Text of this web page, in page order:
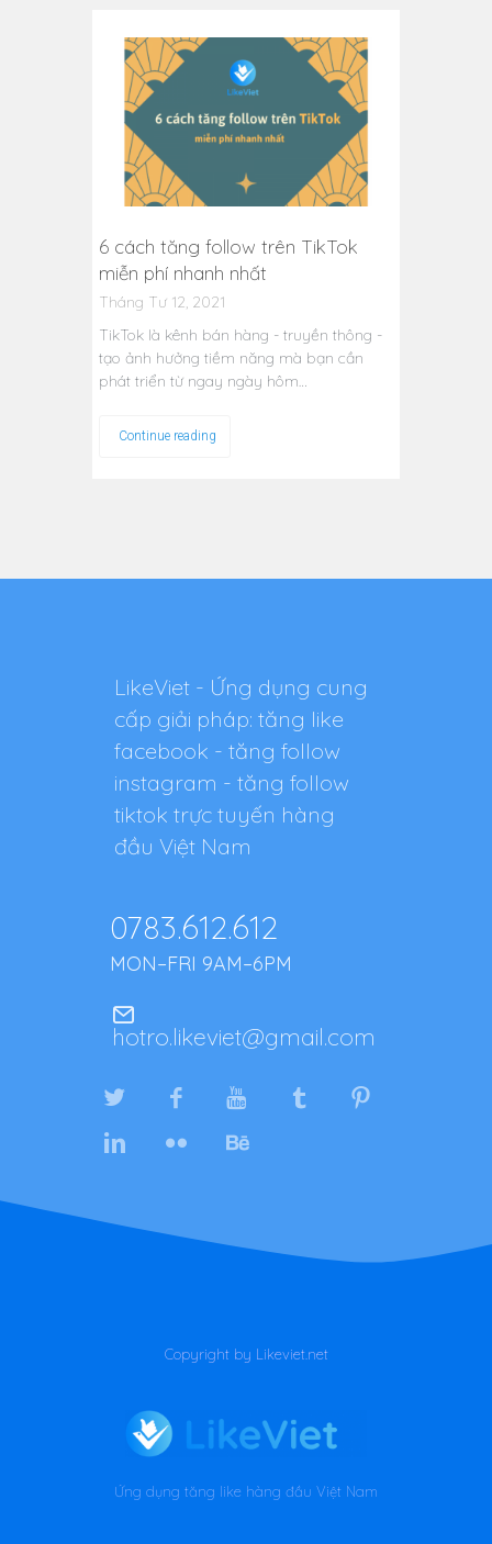
6 cách tăng follow trên TikTok
miễn phí nhanh nhất
Tháng Tư 12, 2021
TikTok là kênh bán hàng - truyền thông -
tạo ảnh hưởng tiềm năng mà bạn cần
phát triển từ ngay ngày hôm…
Continue reading
LikeViet - Ứng dụng cung
cấp giải pháp: tăng like
facebook - tăng follow
instagram - tăng follow
tiktok trực tuyến hàng
đầu Việt Nam
0783.612.612
MON–FRI 9AM–6PM
hotro.likeviet@gmail.com
Copyright by Likeviet.net
Ứng dụng tăng like hàng đầu Việt Nam